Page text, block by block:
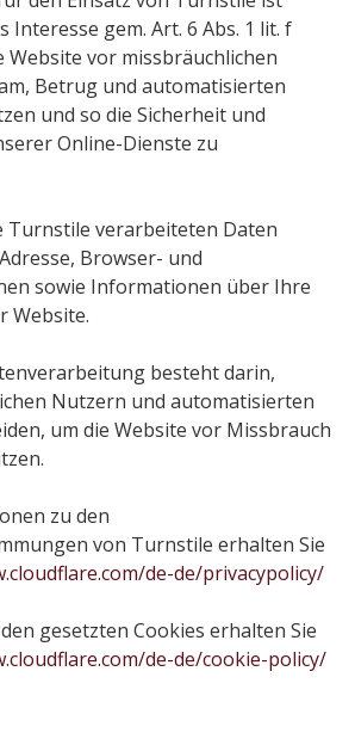
Interesse gem. Art. 6 Abs. 1 lit. f
Website vor missbräuchlichen
Betrug und automatisierten
und so die Sicherheit und
Online-Dienste zu
Turnstile verarbeiteten Daten
Browser- und
sowie Informationen über Ihre
Website.
besteht darin,
Nutzern und automatisierten
um die Website vor Missbrauch
zu den
von Turnstile erhalten Sie
de-de/privacypolicy/
gesetzten Cookies erhalten Sie
de-de/cookie-policy/